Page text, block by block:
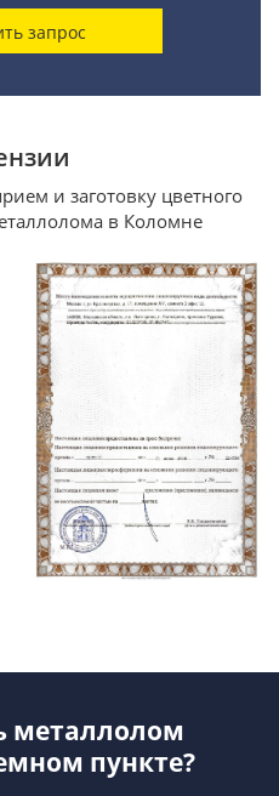
и заготовку цветного
в Коломне
металлолом
пункте?